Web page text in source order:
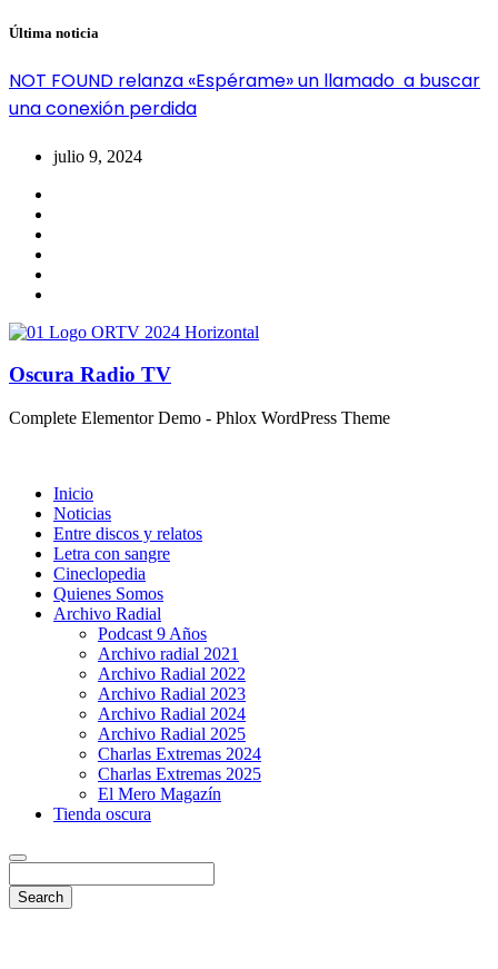
Última noticia
NOT FOUND relanza «Espérame» un llamado a buscar
una conexión perdida
julio 9, 2024
Oscura Radio TV
Complete Elementor Demo - Phlox WordPress Theme
Inicio
Noticias
Entre discos y relatos
Letra con sangre
Cineclopedia
Quienes Somos
Archivo Radial
Podcast 9 Años
Archivo radial 2021
Archivo Radial 2022
Archivo Radial 2023
Archivo Radial 2024
Archivo Radial 2025
Charlas Extremas 2024
Charlas Extremas 2025
El Mero Magazín
Tienda oscura